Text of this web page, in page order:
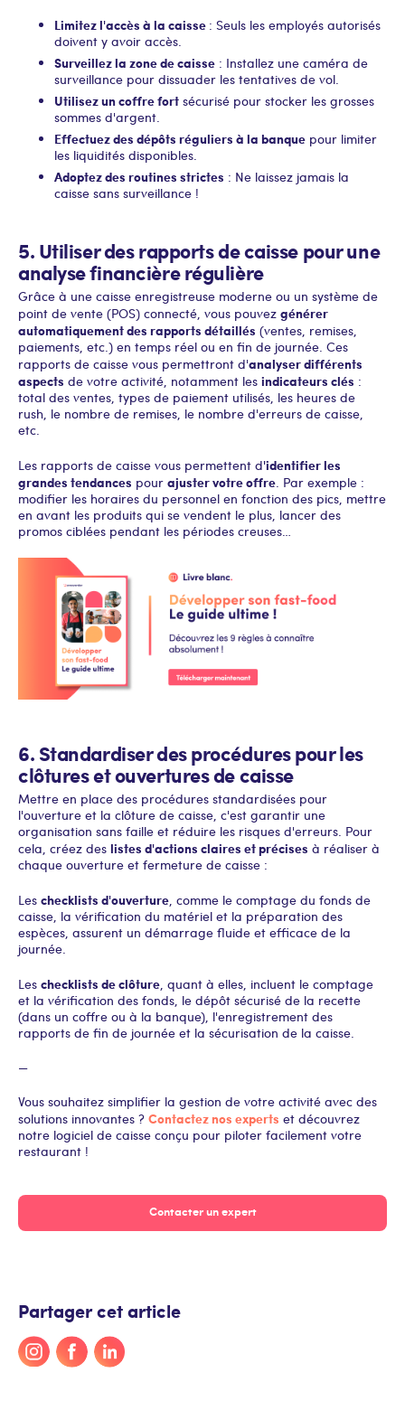
Limitez l'accès à la caisse : Seuls les employés autorisés
doivent y avoir accès.
Surveillez la zone de caisse : Installez une caméra de
surveillance pour dissuader les tentatives de vol.
Utilisez un coffre fort sécurisé pour stocker les grosses
sommes d'argent.
Effectuez des dépôts réguliers à la banque pour limiter
les liquidités disponibles.
Adoptez des routines strictes : Ne laissez jamais la
caisse sans surveillance !
5. Utiliser des rapports de caisse pour une
analyse financière régulière
Grâce à une caisse enregistreuse moderne ou un système de
point de vente (POS) connecté, vous pouvez générer
automatiquement des rapports détaillés (ventes, remises,
paiements, etc.) en temps réel ou en fin de journée. Ces
rapports de caisse vous permettront d'analyser différents
aspects de votre activité, notamment les indicateurs clés :
total des ventes, types de paiement utilisés, les heures de
rush, le nombre de remises, le nombre d'erreurs de caisse,
etc.
Les rapports de caisse vous permettent d'identifier les
grandes tendances pour ajuster votre offre. Par exemple :
modifier les horaires du personnel en fonction des pics, mettre
en avant les produits qui se vendent le plus, lancer des
promos ciblées pendant les périodes creuses…
6. Standardiser des procédures pour les
clôtures et ouvertures de caisse
Mettre en place des procédures standardisées pour
l'ouverture et la clôture de caisse, c'est garantir une
organisation sans faille et réduire les risques d'erreurs. Pour
cela, créez des listes d'actions claires et précises à réaliser à
chaque ouverture et fermeture de caisse :
Les checklists d'ouverture, comme le comptage du fonds de
caisse, la vérification du matériel et la préparation des
espèces, assurent un démarrage fluide et efficace de la
journée.
Les checklists de clôture, quant à elles, incluent le comptage
et la vérification des fonds, le dépôt sécurisé de la recette
(dans un coffre ou à la banque), l'enregistrement des
rapports de fin de journée et la sécurisation de la caisse.
—
Vous souhaitez simplifier la gestion de votre activité avec des
solutions innovantes ? Contactez nos experts et découvrez
notre logiciel de caisse conçu pour piloter facilement votre
restaurant !
Contacter un expert
Partager cet article